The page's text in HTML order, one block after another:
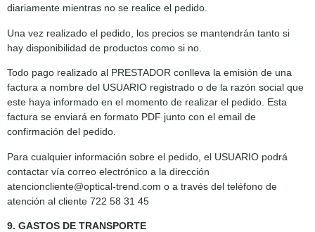
diariamente mientras no se realice el pedido.
Una vez realizado el pedido, los precios se mantendrán tanto si
hay disponibilidad de productos como si no.
Todo pago realizado al PRESTADOR conlleva la emisión de una
factura a nombre del USUARIO registrado o de la razón social que
este haya informado en el momento de realizar el pedido. Esta
factura se enviará en formato PDF junto con el email de
confirmación del pedido.
Para cualquier información sobre el pedido, el USUARIO podrá
contactar vía correo electrónico a la dirección
atencioncliente@optical-trend.com o a través del teléfono de
atención al cliente 722 58 31 45
9. GASTOS DE TRANSPORTE